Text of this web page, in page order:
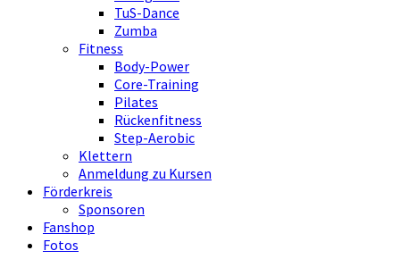
TuS-Dance
Zumba
Fitness
Body-Power
Core-Training
Pilates
Rückenfitness
Step-Aerobic
Klettern
Anmeldung zu Kursen
Förderkreis
Sponsoren
Fanshop
Fotos